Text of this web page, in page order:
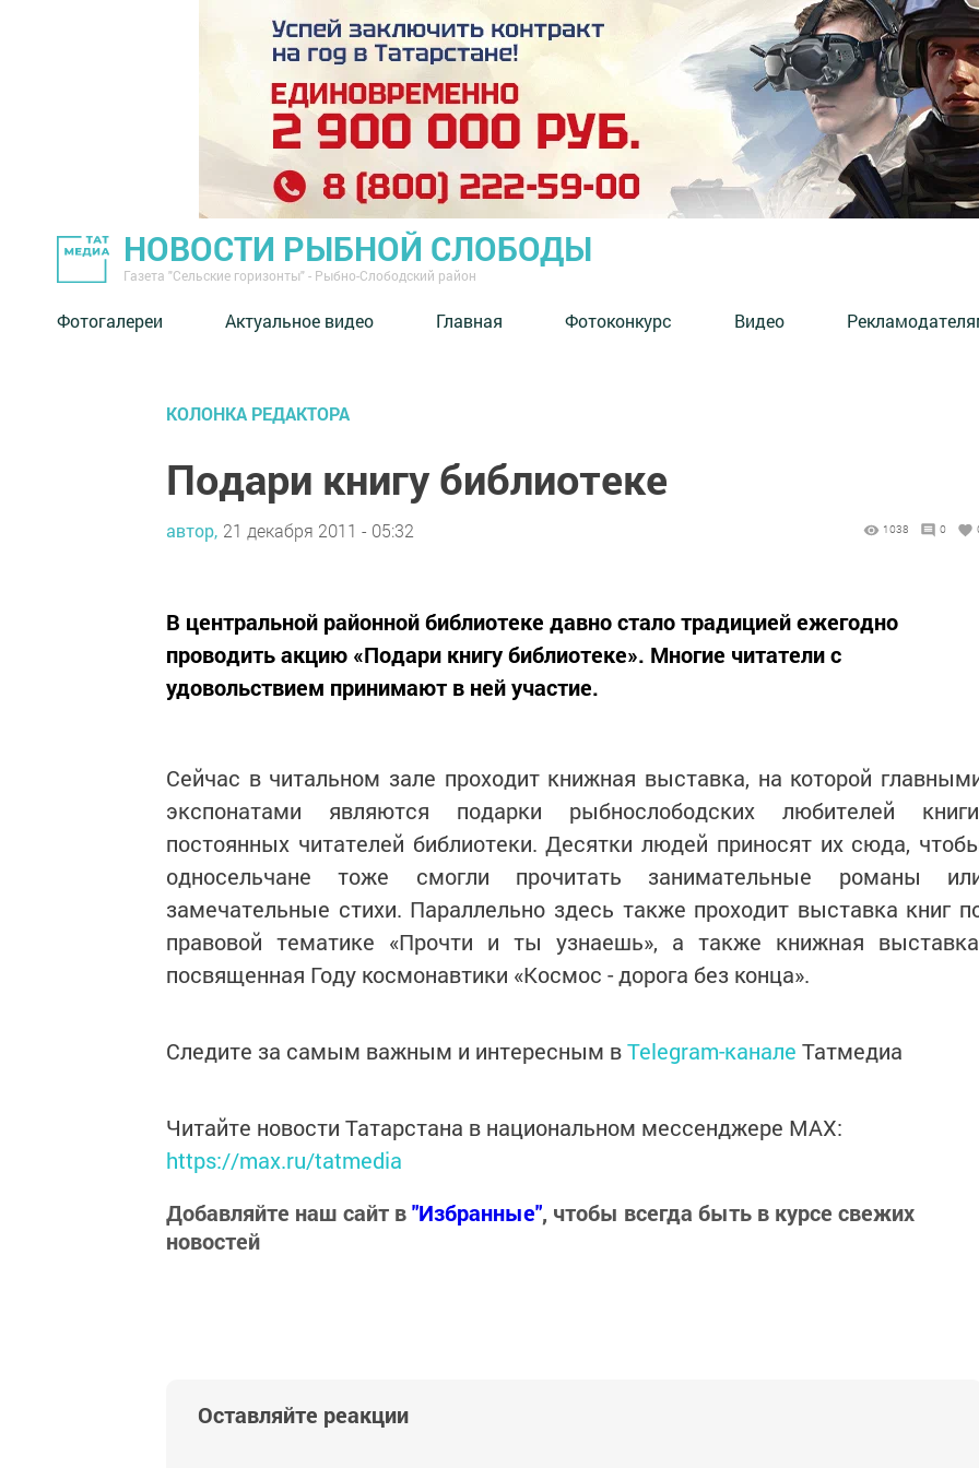
НОВОСТИ РЫБНОЙ СЛОБОДЫ
Газета "Сельские горизонты" - Рыбно-Слободский район
Фотогалереи Актуальное видео Главная Фотоконкурс Видео
КОЛОНКА РЕДАКТОРА
Подари книгу библиотеке
автор, 21 декабря 2011 - 05:32 1038 0
В центральной районной библиотеке давно стало традицией ежегодно
проводить акцию «Подари книгу библиотеке». Многие читатели с
удовольствием принимают в ней участие.
Сейчас в читальном зале проходит книжная выставка, на которой
экспонатами являются подарки рыбнослободских любителей
постоянных читателей библиотеки. Десятки людей приносят их сюда,
односельчане тоже смогли прочитать занимательные романы
замечательные стихи. Параллельно здесь также проходит выставка книг
правовой тематике «Прочти и ты узнаешь», а также книжная
посвященная Году космонавтики «Космос - дорога без конца».
Следите за самым важным и интересным вTelegram-канале Татмедиа
Читайте новости Татарстана в национальном мессенджере MАХ:
https://max.ru/tatmedia
Добавляйте наш сайт в"Избранные", чтобы всегда быть в курсе свежих
новостей
Оставляйте реакции